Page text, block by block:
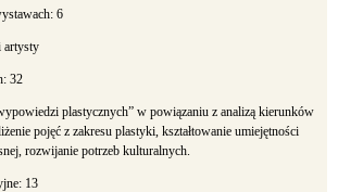
6
artysty
32
plastycznych” w powiązaniu z analizą kierunków
pojęć z zakresu plastyki, kształtowanie umiejętności
rozwijanie potrzeb kulturalnych.
13